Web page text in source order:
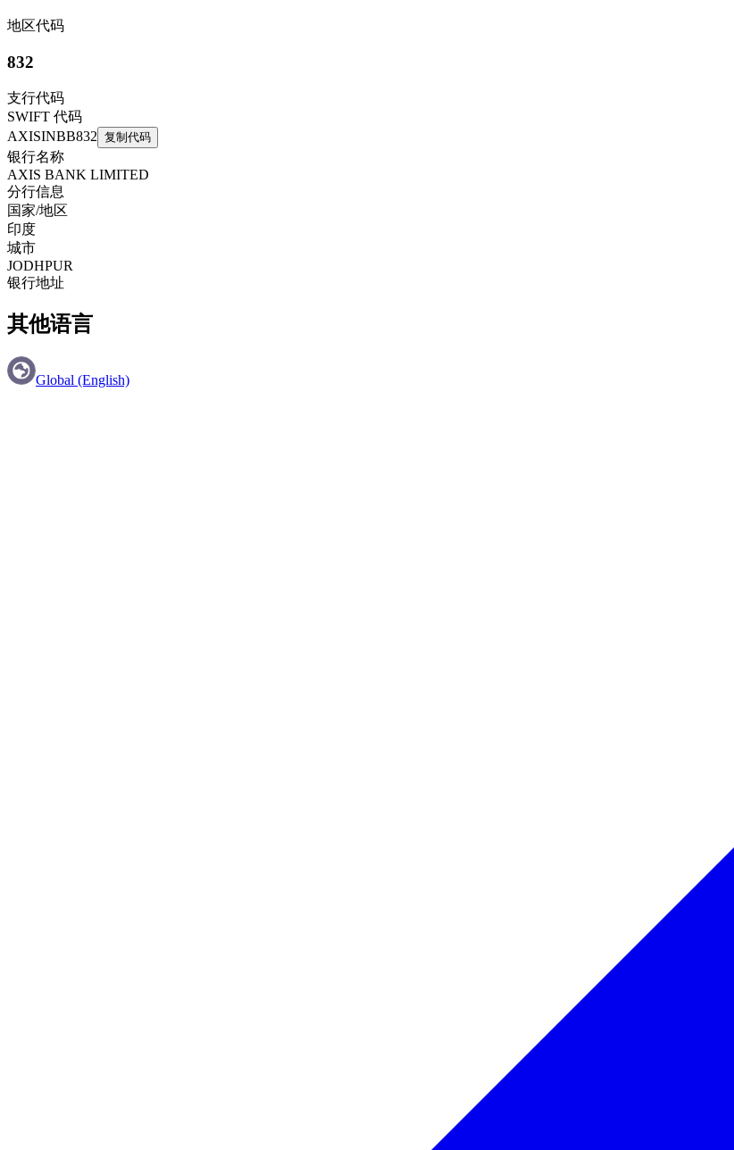
地区代码
832
支行代码
SWIFT 代码
AXISINBB832 复制代码
银行名称
AXIS BANK LIMITED
分行信息
国家/地区
印度
城市
JODHPUR
银行地址
其他语言
Global (English)